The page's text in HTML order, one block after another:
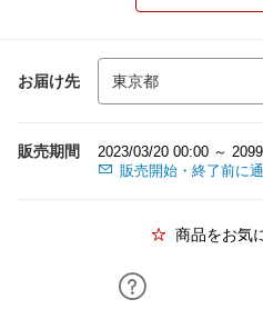
お届け先
販売期間
2023/03/20 00:00 ～
販売開始・終了前に
商品をお気